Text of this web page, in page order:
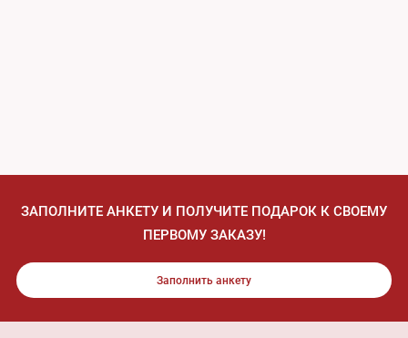
ЗАПОЛНИТЕ АНКЕТУ И ПОЛУЧИТЕ ПОДАРОК К СВОЕМУ
ПЕРВОМУ ЗАКАЗУ!
Заполнить анкету